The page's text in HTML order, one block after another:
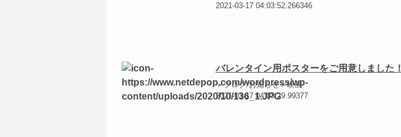
2021-03-17 04:03:52.266346
バレンタイン用ポスターをご用意しました！
＞ブログ/お知らせ＞映画
2021-03-17 04:03:29.99377